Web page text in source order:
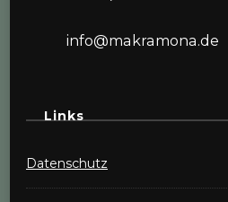
info@makramona.de
Links
Datenschutz